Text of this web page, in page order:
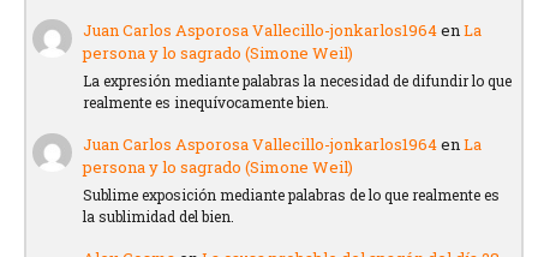
Juan Carlos Asporosa Vallecillo-jonkarlos1964enLa
persona y lo sagrado (Simone Weil)
La expresión mediante palabras la necesidad de difundir lo que
realmente es inequívocamente bien.
Juan Carlos Asporosa Vallecillo-jonkarlos1964enLa
persona y lo sagrado (Simone Weil)
Sublime exposición mediante palabras de lo que realmente es
la sublimidad del bien.